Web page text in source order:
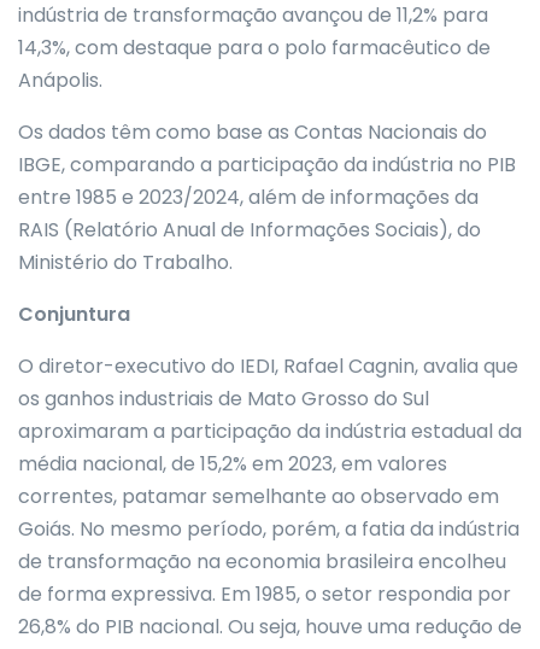
indústria de transformação avançou de 11,2% para
14,3%, com destaque para o polo farmacêutico de
Anápolis.
Os dados têm como base as Contas Nacionais do
IBGE, comparando a participação da indústria no PIB
entre 1985 e 2023/2024, além de informações da
RAIS (Relatório Anual de Informações Sociais), do
Ministério do Trabalho.
Conjuntura
O diretor-executivo do IEDI, Rafael Cagnin, avalia que
os ganhos industriais de Mato Grosso do Sul
aproximaram a participação da indústria estadual da
média nacional, de 15,2% em 2023, em valores
correntes, patamar semelhante ao observado em
Goiás. No mesmo período, porém, a fatia da indústria
de transformação na economia brasileira encolheu
de forma expressiva. Em 1985, o setor respondia por
26,8% do PIB nacional. Ou seja, houve uma redução de